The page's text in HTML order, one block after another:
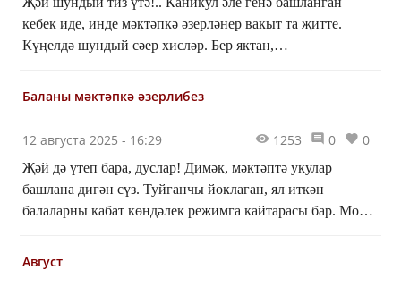
кебек иде, инде мәктәпкә әзерләнер вакыт та җитте.
Күңелдә шундый сәер хисләр. Бер яктан,
Баланы мәктәпкә әзерлибез
12 августа 2025 - 16:29 1253 0 0
Җәй дә үтеп бара, дуслар! Димәк, мәктәптә укулар
башлана дигән сүз. Туйганчы йоклаган, ял иткән
балаларны кабат көндәлек режимга кайтарасы бар. Моны
Август